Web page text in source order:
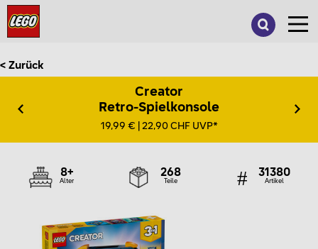
< Zurück
Creator
Retro-Spielkonsole
19,99 € | 22,90 CHF UVP*
8+
Alter
268
Teile
31380
Artikel